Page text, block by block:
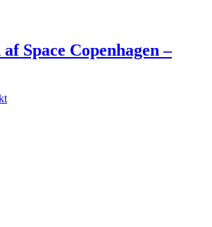
Space Copenhagen –